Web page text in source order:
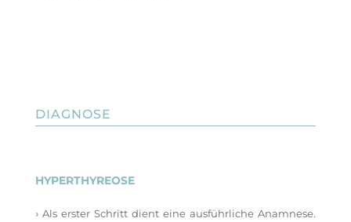
DIAGNOSE
HYPERTHYREOSE
›Als erster Schritt dient eine ausführliche Anamnese.